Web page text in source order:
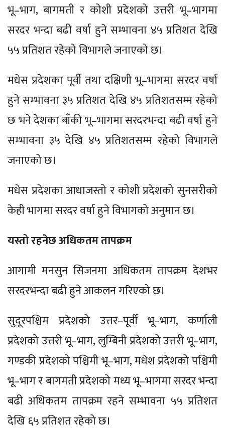
भू–भाग, बागमती र कोशी प्रदेशको उत्तरी भू–भागमा
सरदर भन्दा बढी वर्षा हुने सम्भावना ४५ प्रतिशत देखि
५५ प्रतिशत रहेको विभागले जनाएको छ।
मधेस प्रदेशका पूर्वी तथा दक्षिणी भू–भागमा सरदर वर्षा
हुने सम्भावना ३५ प्रतिशत देखि ४५ प्रतिशतसम्म रहेको
छ भने देशका बाँकी भू–भागमा सरदरभन्दा बढी वर्षा हुने
सम्भावना ३५ देखि ४५ प्रतिशतसम्म रहेको विभागले
जनाएको छ।
मधेस प्रदेशका आधाजस्तो र कोशी प्रदेशको सुनसरीको
केही भागमा सरदर वर्षा हुने विभागको अनुमान छ।
यस्तो रहनेछ अधिकतम तापक्रम
आगामी मनसुन सिजनमा अधिकतम तापक्रम देशभर
सरदरभन्दा बढी हुने आकलन गरिएको छ।
सुदूरपश्चिम प्रदेशको उत्तर–पूर्वी भू–भाग, कर्णाली
प्रदेशको उत्तरी भू–भाग, लुम्बिनी प्रदेशको उत्तरी भू–भाग,
गण्डकी प्रदेशको पश्चिमी भू–भाग, मधेश प्रदेशको पश्चिमी
भू–भाग र बागमती प्रदेशको मध्य भू–भागमा सरदर भन्दा
बढी अधिकतम तापक्रम रहने सम्भावना ५५ प्रतिशत
देखि ६५ प्रतिशत रहेको छ।